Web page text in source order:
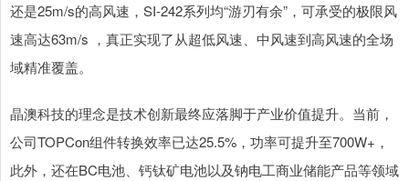
还是25m/s的高风速，SI-242系列均“游刃有余”，可承受的极限风
速高达63m/s ，真正实现了从超低风速、中风速到高风速的全场
域精准覆盖。
晶澳科技的理念是技术创新最终应落脚于产业价值提升。当前，
公司TOPCon组件转换效率已达25.5%，功率可提升至700W+，
此外，还在BC电池、钙钛矿电池以及钠电工商业储能产品等领域